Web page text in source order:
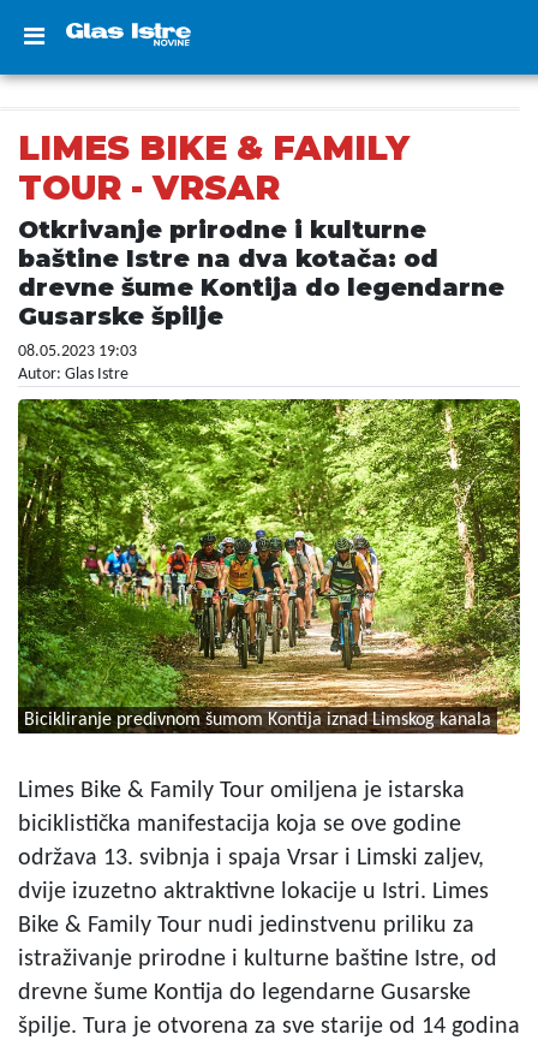
LIMES BIKE & FAMILY
TOUR - VRSAR
Otkrivanje prirodne i kulturne
baštine Istre na dva kotača: od
drevne šume Kontija do legendarne
Gusarske špilje
08.05.2023 19:03
Autor: Glas Istre
Bicikliranje predivnom šumom Kontija iznad Limskog kanala
Limes Bike & Family Tour omiljena je istarska
biciklistička manifestacija koja se ove godine
održava 13. svibnja i spaja Vrsar i Limski zaljev,
dvije izuzetno aktraktivne lokacije u Istri. Limes
Bike & Family Tour nudi jedinstvenu priliku za
istraživanje prirodne i kulturne baštine Istre, od
drevne šume Kontija do legendarne Gusarske
špilje. Tura je otvorena za sve starije od 14 godina